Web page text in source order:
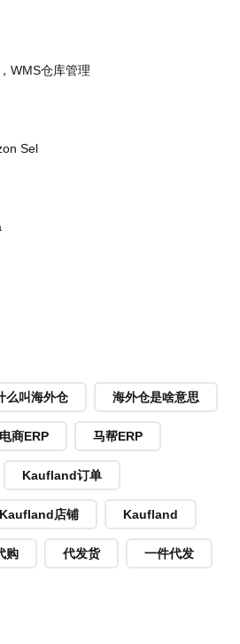
WMS仓库管理
Sel
么叫海外仓 海外仓是啥意思
商ERP 马帮ERP
Kaufland订单
Kaufland店铺 Kaufland
购 代发货 一件代发